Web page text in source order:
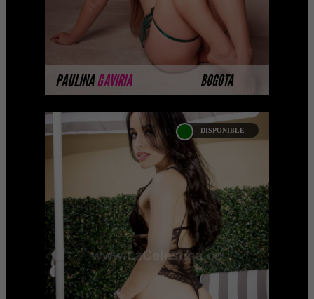
PAULINAGAVIRIA BOGOTA
MÁS INFORMACIÓN
DISPONIBLE
DANI CASTAÑO
Próximamente.... Algunas de nuestras
modelos aún no tienen imágenes
disponibles en la web porque están
completando su sesión ...